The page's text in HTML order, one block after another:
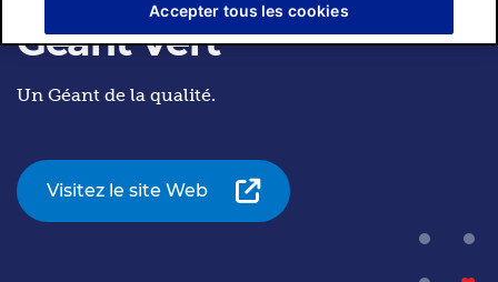
Géant Vert™
Un Géant de la qualité.
Visitez le site Web
Accepter tous les cookies